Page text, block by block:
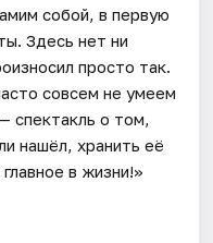
собой, в первую
Здесь нет ни
просто так.
совсем не умеем
спектакль о том,
нашёл, хранить её
в жизни!»